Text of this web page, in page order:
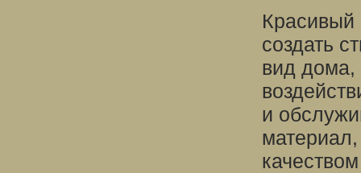
Красивый
создать
вид дома,
и